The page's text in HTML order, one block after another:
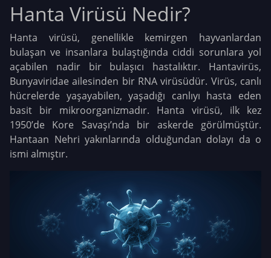
Hanta Virüsü Nedir?
Hanta virüsü, genellikle kemirgen hayvanlardan
bulaşan ve insanlara bulaştığında ciddi sorunlara yol
açabilen nadir bir bulaşıcı hastalıktır. Hantavirüs,
Bunyaviridae ailesinden bir RNA virüsüdür. Virüs, canlı
hücrelerde yaşayabilen, yaşadığı canlıyı hasta eden
basit bir mikroorganizmadır. Hanta virüsü, ilk kez
1950’de Kore Savaşı’nda bir askerde görülmüştür.
Hantaan Nehri yakınlarında olduğundan dolayı da o
ismi almıştır.